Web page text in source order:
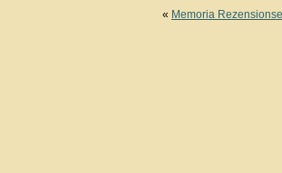
« Memoria